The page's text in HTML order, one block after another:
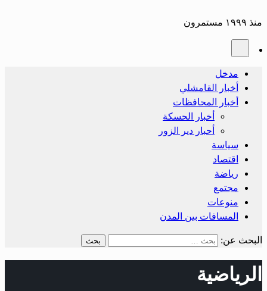
منذ ١٩٩٩ مستمرون
مدخل
أخبار القامشلي
أخبار المحافظات
أخبار الحسكة
أحبار دير الزور
سياسة
اقتصاد
رياضة
مجتمع
منوعات
المسافات بين المدن
البحث عن:
الرياضية